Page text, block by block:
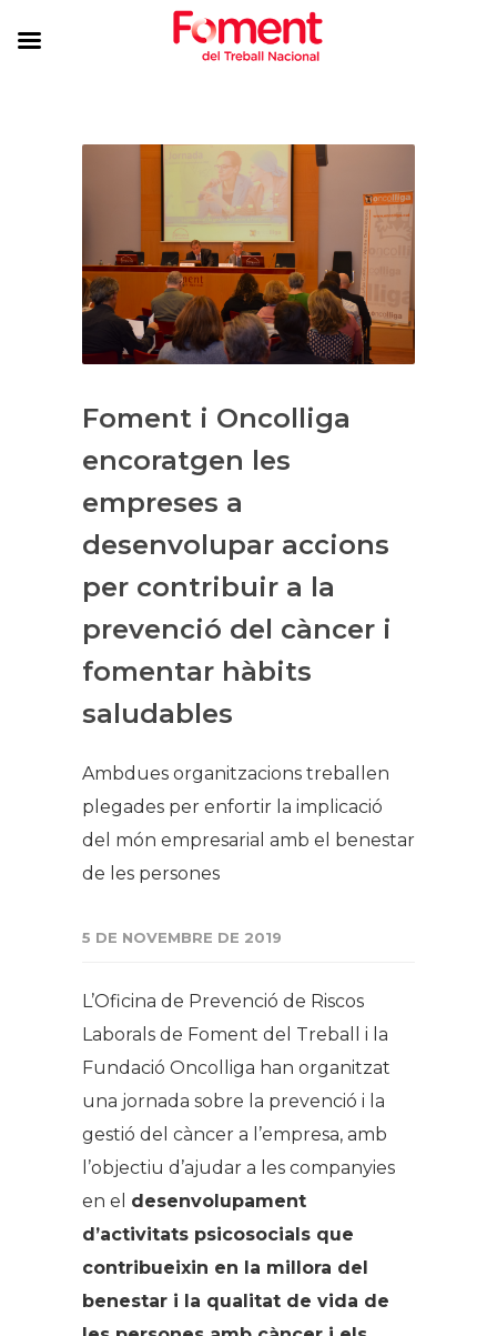
Foment i Oncolliga
encoratgen les
empreses a
desenvolupar accions
per contribuir a la
prevenció del càncer i
fomentar hàbits
saludables
Ambdues organitzacions treballen
plegades per enfortir la implicació
del món empresarial amb el benestar
de les persones
5 DE NOVEMBRE DE 2019
L’Oficina de Prevenció de Riscos
Laborals de Foment del Treball i la
Fundació Oncolliga han organitzat
una jornada sobre la prevenció i la
gestió del càncer a l’empresa, amb
l’objectiu d’ajudar a les companyies
en el desenvolupament
d’activitats psicosocials que
contribueixin en la millora del
benestar i la qualitat de vida de